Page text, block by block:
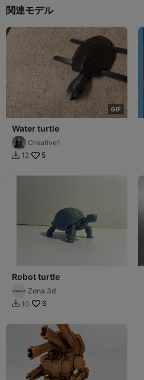
関連モデル
GIF
Water turtle
Creative1
 12 5
Robot turtle
Zona 3d
 10 6